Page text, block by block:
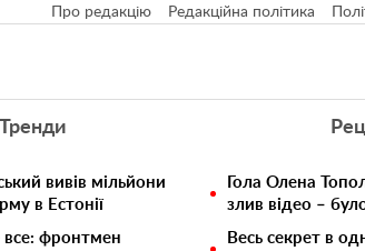
Про редакцію Редакційна політика
Тренди
вивів мільйони
в Естонії
Гола Олена
злив відео –
все: фронтмен
Весь секрет в